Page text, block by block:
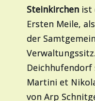
Steinkirchen ist
Ersten Meile,
der
Deichhufendorf
Martini et
von Arp